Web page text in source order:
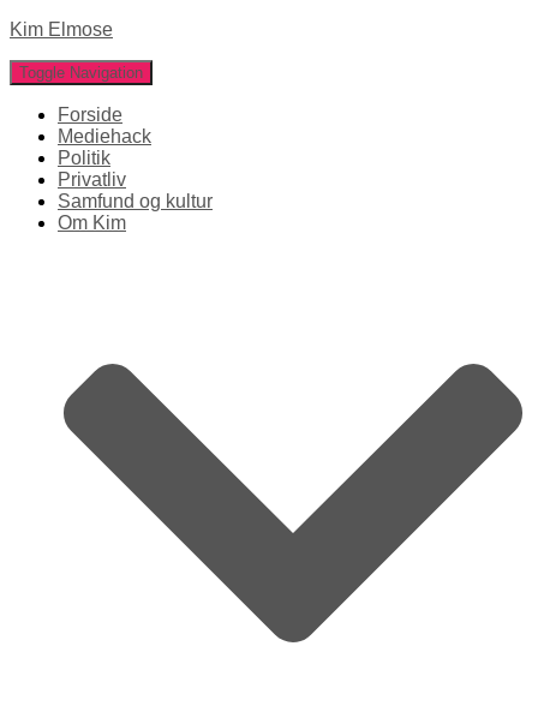
Kim Elmose
Toggle Navigation
Forside
Mediehack
Politik
Privatliv
Samfund og kultur
Om Kim